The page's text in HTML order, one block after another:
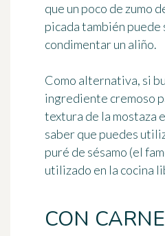
que un poco de zumo
picadatambién puede
condimentar un aliño.
Como alternativa, si
ingrediente cremoso
textura de la mostaza
saber que puedes
puré de sésamo (el
utilizado en la cocina
CON CARNE